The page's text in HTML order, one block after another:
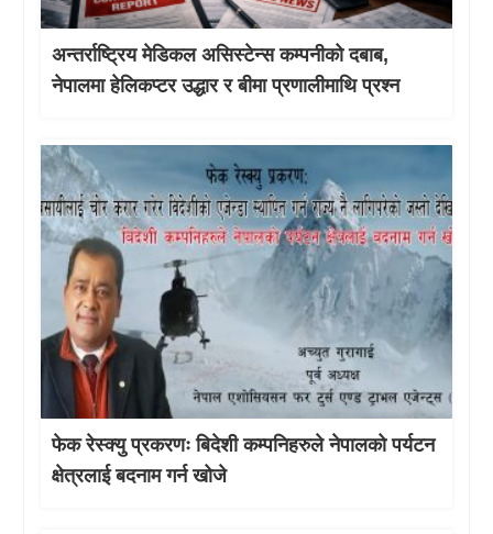
अन्तर्राष्ट्रिय मेडिकल असिस्टेन्स कम्पनीको दबाब,
नेपालमा हेलिकप्टर उद्धार र बीमा प्रणालीमाथि प्रश्न
फेक रेस्क्यु प्रकरणः बिदेशी कम्पनिहरुले नेपालको पर्यटन
क्षेत्रलाई बदनाम गर्न खोजे